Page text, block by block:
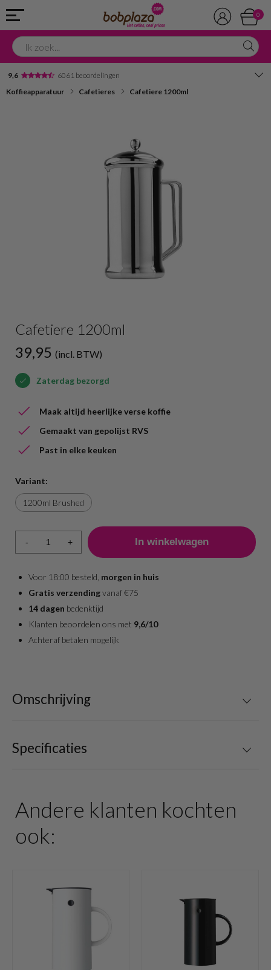
0
9,6 6061 beoordelingen
Koffieapparatuur Cafetieres Cafetiere 1200ml
Cafetiere 1200ml
39,95 (incl. BTW)
Zaterdag bezorgd
Maak altijd heerlijke verse koffie
Gemaakt van gepolijst RVS
Past in elke keuken
Variant:
1200ml Brushed
- +
Voor 18:00 besteld, morgen in huis
Gratis verzendingvanaf €75
14 dagen bedenktijd
Klanten beoordelen ons met 9,6/10
Achteraf betalen mogelijk
Omschrijving
Specificaties
Andere klanten kochten
ook: